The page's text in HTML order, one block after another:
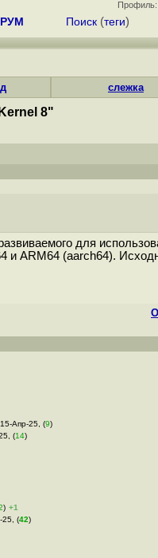
Профиль:
Поиск (теги)
слежка
8"
для
и ARM64 (aarch64).
Апр-25, (9)
(14)
) +1
25, (42)